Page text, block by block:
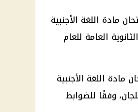
مادة اللغة الأجنبية
العامة للعام
اللغة الأجنبية
وفقًا للضوابط